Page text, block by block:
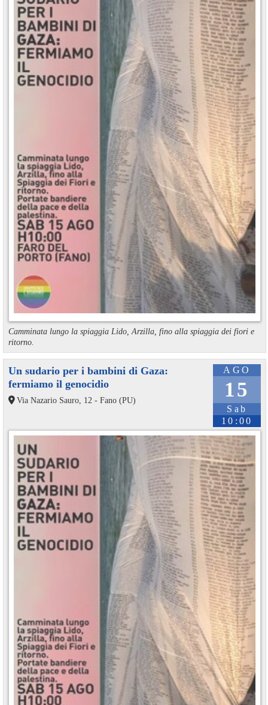
Camminata lungo la spiaggia Lido, Arzilla, fino alla spiaggia dei fiori e
ritorno.
AGO
15
Sab
10:00
Un sudario per i bambini di Gaza:
fermiamo il genocidio
Via Nazario Sauro, 12 - Fano (PU)